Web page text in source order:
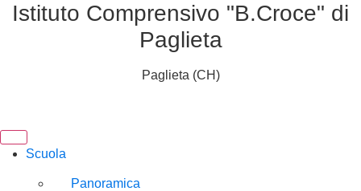
Istituto Comprensivo "B.Croce" di
Paglieta
Paglieta (CH)
Scuola
Panoramica